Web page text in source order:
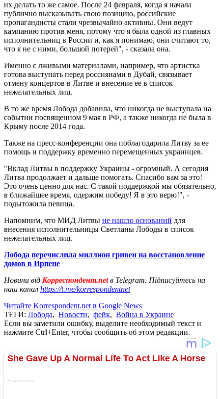
их делать то же самое. После 24 февраля, когда я начала
публично высказывать свою позицию, российские
пропагандисты стали чрезвычайно активны. Они ведут
кампанию против меня, потому что я была одной из главных
исполнительниц в России и, как я понимаю, они считают то,
что я не с ними, большой потерей", - сказала она.
Именно с лживыми материалами, например, что артистка
готова выступать перед россиянами в Дубай, связывает
отмену концертов в Литве и внесение ее в список
нежелательных лиц.
В то же время Лобода добавила, что никогда не выступала на
событии посвященном 9 мая в РФ, а также никогда не была в
Крыму после 2014 года.
Также на пресс-конференции она поблагодарила Литву за ее
помощь и поддержку временно перемещенных украинцев.
"Вклад Литвы в поддержку Украины - огромный. А сегодня
Литва продолжает и дальше помогать. Спасибо вам за это!
Это очень ценно для нас. С такой поддержкой мы обязательно,
в ближайшее время, одержим победу! Я в это верю!", -
подытожила певица.
Напомним, что МИД Литвы не нашло оснований для
внесения исполнительницы Светланы Лободы в список
нежелательных лиц.
Лобода перечислила миллион гривен на восстановление
домов в Ирпене
Новини від Корреспондент.netв Telegram. Підписуйтесь на
наш канал https://t.me/korrespondentnet
Читайте Korrespondent.net в Google News
ТЕГИ: Лобода, Новости, фейк, Война в Украине
Если вы заметили ошибку, выделите необходимый текст и
нажмите Ctrl+Enter, чтобы сообщить об этом редакции.